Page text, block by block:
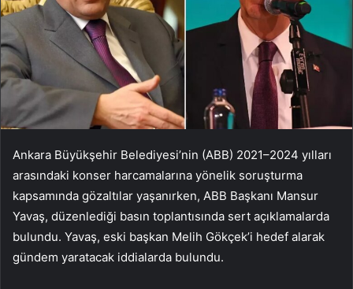
Ankara Büyükşehir Belediyesi’nin (ABB) 2021–2024 yılları
arasındaki konser harcamalarına yönelik soruşturma
kapsamında gözaltılar yaşanırken, ABB Başkanı Mansur
Yavaş, düzenlediği basın toplantısında sert açıklamalarda
bulundu. Yavaş, eski başkan Melih Gökçek’i hedef alarak
gündem yaratacak iddialarda bulundu.